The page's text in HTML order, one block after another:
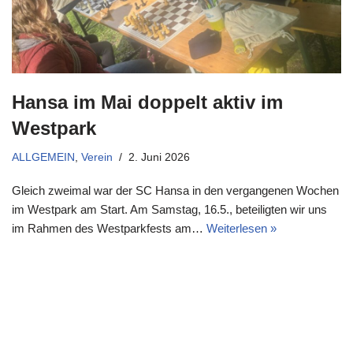
Hansa im Mai doppelt aktiv im
Westpark
ALLGEMEIN , Verein 2. Juni 2026
Gleich zweimal war der SC Hansa in den vergangenen Wochen
im Westpark am Start. Am Samstag, 16.5., beteiligten wir uns
im Rahmen des Westparkfests am… Weiterlesen »